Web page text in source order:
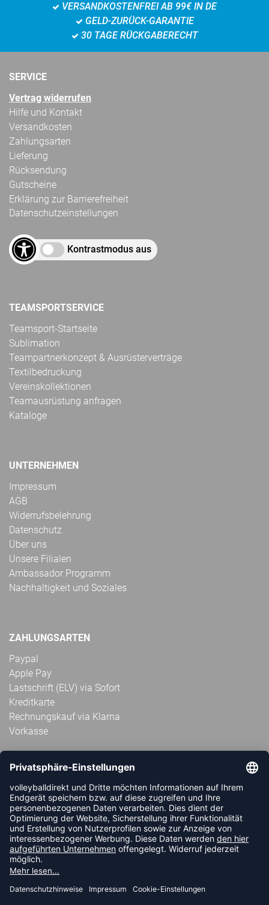
VERSANDKOSTENFREI AB 99€ IN DE
GELD-ZURÜCK-GARANTIE
30 TAGE RÜCKGABERECHT
SERVICE
Vertrag widerrufen
Hilfe und Kontakt
Versandkosten
Zahlungsarten
Lieferung
Rücksendung
Gutscheine
Erklärung zur Barrierefreiheit
Datenschutzeinstellungen
Kontrastmodus aus
TEAMSPORTSERVICE
Teamsport-Startseite
Sublimation
Teampartnerkonzept & Ausrüsterverträge
Textilbedruckung
Vereinskollektionen
Teamausrüstung anfragen
Kataloge
UNTERNEHMEN
Impressum
AGB
Widerrufsbelehrung
Datenschutz
Über uns
Unsere Filialen
Ambassador Programm
Nachhaltigkeit und Soziales
ZAHLUNGSARTEN
Paypal
Apple Pay
Lastschrift (ELV) via Sofort
Kreditkarte
Rechnungskauf via Klarna
Vorkasse
ABONNIERE JETZT DEN KOSTENLOSEN
VOLLEYBALLDIREKT-NEWSLETTER UND VERPASSE KEINE
NEUIGKEIT ODER AKTION MEHR.
JETZT ANMELDEN